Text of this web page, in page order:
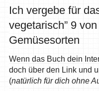
Ich vergebe für
vegetarisch” 9
Gemüsesorten
Wenn das Buch dein
doch über den Link und
(natürlich für dich ohne